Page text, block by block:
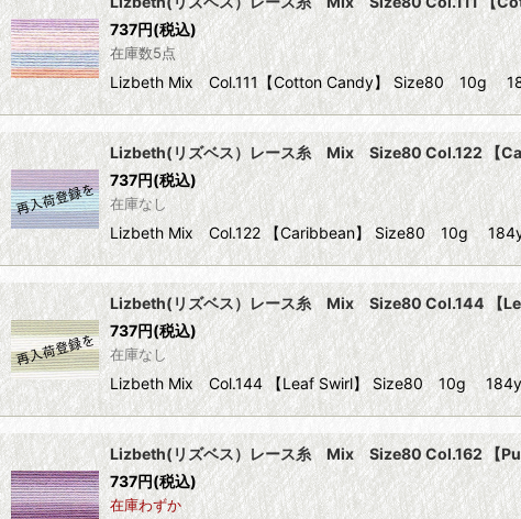
737円(税込)
在庫数5点
Lizbeth Mix Col.111【Cotton Candy】 Size80 10g
Lizbeth(リズベス）レース糸 Mix Size80 Col.122 【
737円(税込)
在庫なし
Lizbeth Mix Col.122 【Caribbean】 Size80 10g
Lizbeth(リズベス）レース糸 Mix Size80 Col.144 【
737円(税込)
在庫なし
Lizbeth Mix Col.144 【Leaf Swirl】 Size80 10g
Lizbeth(リズベス）レース糸 Mix Size80 Col.162 【
737円(税込)
在庫わずか